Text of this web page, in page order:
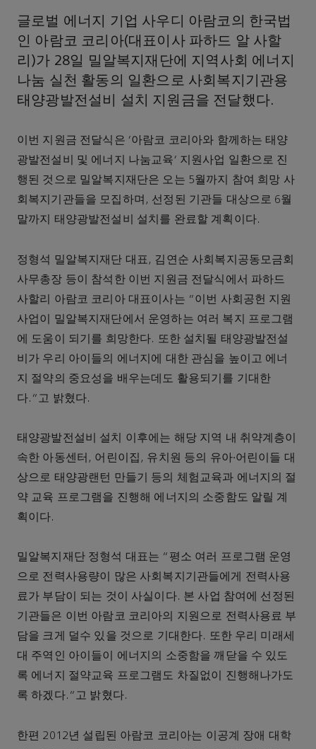
글로벌 에너지 기업 사우디 아람코의 한국법
인 아람코 코리아(대표이사 파하드 알 사할
리)가 28일 밀알복지재단에 지역사회 에너지
나눔 실천 활동의 일환으로 사회복지기관용
태양광발전설비 설치 지원금을 전달했다.
이번 지원금 전달식은 ‘아람코 코리아와 함께하는 태양
광발전설비 및 에너지 나눔교육’ 지원사업 일환으로 진
행된 것으로 밀알복지재단은 오는 5월까지 참여 희망 사
회복지기관들을 모집하며, 선정된 기관들 대상으로 6월
말까지 태양광발전설비 설치를 완료할 계획이다.
정형석 밀알복지재단 대표, 김연순 사회복지공동모금회
사무총장 등이 참석한 이번 지원금 전달식에서 파하드
사할리 아람코 코리아 대표이사는 “이번 사회공헌 지원
사업이 밀알복지재단에서 운영하는 여러 복지 프로그램
에 도움이 되기를 희망한다. 또한 설치될 태양광발전설
비가 우리 아이들의 에너지에 대한 관심을 높이고 에너
지 절약의 중요성을 배우는데도 활용되기를 기대한
다.”고 밝혔다.
태양광발전설비 설치 이후에는 해당 지역 내 취약계층이
속한 아동센터, 어린이집, 유치원 등의 유아∙어린이들 대
상으로 태양광랜턴 만들기 등의 체험교육과 에너지의 절
약 교육 프로그램을 진행해 에너지의 소중함도 알릴 계
획이다.
밀알복지재단 정형석 대표는 “평소 여러 프로그램 운영
으로 전력사용량이 많은 사회복지기관들에게 전력사용
료가 부담이 되는 것이 사실이다. 본 사업 참여에 선정된
기관들은 이번 아람코 코리아의 지원으로 전력사용료 부
담을 크게 덜수 있을 것으로 기대한다. 또한 우리 미래세
대 주역인 아이들이 에너지의 소중함을 깨닫을 수 있도
록 에너지 절약교육 프로그램도 차질없이 진행해나가도
록 하겠다.”고 밝혔다.
한편 2012년 설립된 아람코 코리아는 이공계 장애 대학